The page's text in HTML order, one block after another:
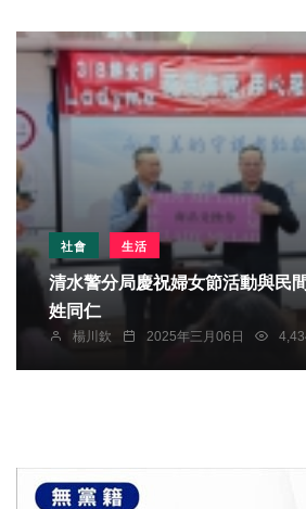
社會 生活
清水警分局慶祝婦女節活動與民
姓同仁
楊川欽 2025年三月06日